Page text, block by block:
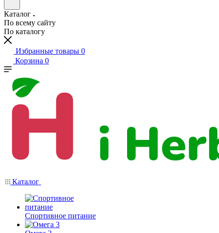
Каталог
По всему сайту
По каталогу
Избранные товары 0
Корзина 0
Каталог
Спортивное питание